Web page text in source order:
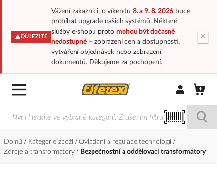
DŮLEŽITÉ
Vážení zákazníci, o víkendu 8. a 9. 8. 2026bude
probíhat upgrade našich systémů. Některé
služby e-shopu proto mohou být dočasně
nedostupné– zobrazení cen a dostupnosti,
vytváření objednávek nebo zobrazení
dokumentů. Děkujeme za pochopení.
×
Přihlásit/
Domů Kategorie zboží
Ovládání a regulace technologií
Zdroje a transformátory
Bezpečnostní a oddělovací transformátory